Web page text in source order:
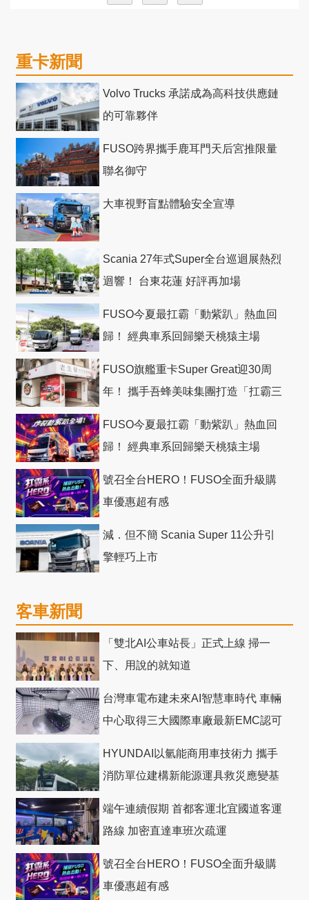
重卡新聞
Volvo Trucks 承諾成為高科技供應鏈
的可靠夥伴
FUSO跨界攜手鹿耳門天后宮推限量
聯名御守
大車視野盲點體驗安全宣導
Scania 27年式Super全台巡迴展熱烈
迴響！ 台東花蓮 好評再加場
FUSO今夏最扛霸「動紫趴」熱血回
歸！ 經典車系回歸樂天桃猿主場
FUSO旗艦重卡Super Great迎30周
年！ 攜手吾蜂美味集團打造「扛霸三
FUSO今夏最扛霸「動紫趴」熱血回
歸！ 經典車系回歸樂天桃猿主場
號召全台HERO！FUSO全面升級購
車優惠超有感
減．但不簡 Scania Super 11公升引
擎輕巧上市
客車新聞
「雙北AI公車站長」正式上線 掃一
下、用說的就知道
台灣車電布建未來AI智慧車時代 車輛
中心取得三大國際車廠最新EMC認可
HYUNDAI以氫能商用車技術力 攜手
消防單位建構新能源運具救災應變基
端午連續假期 首都客運北宜國道客運
路線 加密直達車班次疏運
號召全台HERO！FUSO全面升級購
車優惠超有感